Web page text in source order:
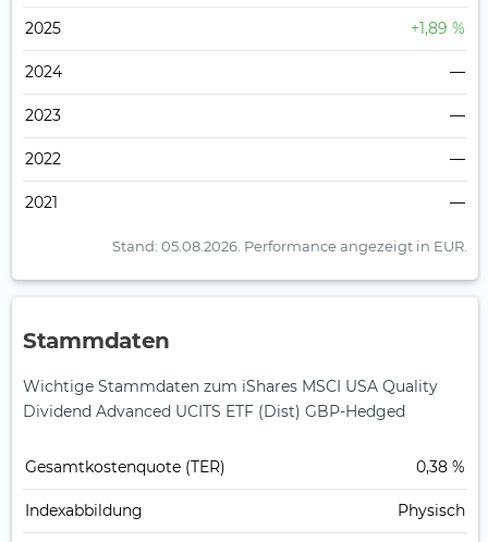
2025 +1,89 %
2024 —
2023 —
2022 —
2021 —
Stand: 05.08.2026. Performance angezeigt in EUR.
Stammdaten
Wichtige Stammdaten zum iShares MSCI USA Quality
Dividend Advanced UCITS ETF (Dist) GBP-Hedged
Gesamt­kosten­quote (TER) 0,38 %
Index­abbildung Physisch